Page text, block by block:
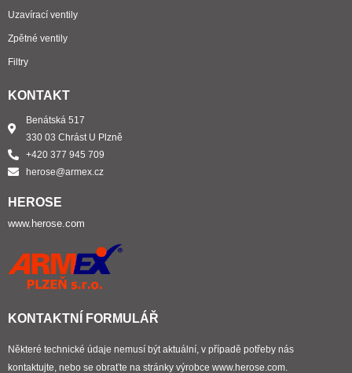
Uzavírací ventily
Zpětné ventily
Filtry
KONTAKT
Benátská 517
330 03 Chrást U Plzně
+420 377 945 709
herose@armex.cz
HEROSE
www.herose.com
KONTAKTNÍ FORMULÁŘ
Některé technické údaje nemusí být aktuální, v případě potřeby nás
kontaktujte, nebo se obraťte na stránky výrobce www.herose.com.